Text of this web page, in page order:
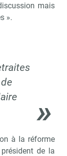
mais
».
à la réforme
de la